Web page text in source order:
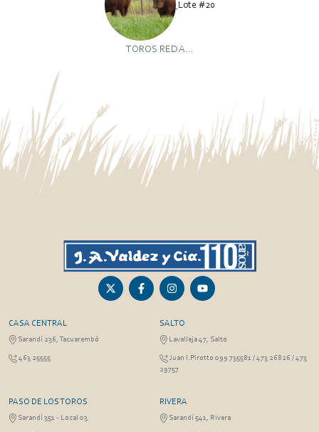
Lote #20
TOROS RED A...
CASA CENTRAL
Sarandí 236, Tacuarembó
463 25555
SALTO
Lavalleja 47, Salto
Juan I.Pirotto 099 735581 / 473 26826 / 473
29757
PASO DE LOS TOROS
Sarandí 351 - Local 03
RIVERA
Sarandí 541, Rivera